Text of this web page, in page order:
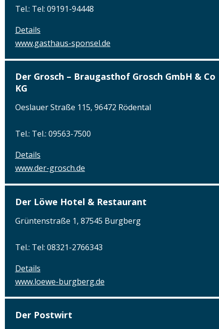
Tel.: Tel: 09191-94448
Details
www.gasthaus-sponsel.de
Der Grosch – Braugasthof Grosch GmbH & Co
KG
Oeslauer Straße 115, 96472 Rödental
Tel.: Tel.: 09563-7500
Details
www.der-grosch.de
Der Löwe Hotel & Restaurant
Grüntenstraße 1, 87545 Burgberg
Tel.: Tel: 08321-2766343
Details
www.loewe-burgberg.de
Der Postwirt